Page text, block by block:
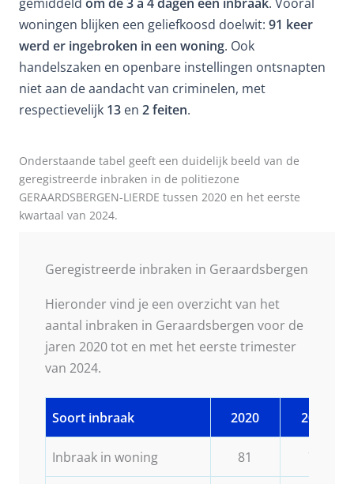
woningen blijken een geliefkoosd doelwit: 91 keer
werd er ingebroken in een woning. Ook
handelszaken en openbare instellingen ontsnapten
niet aan de aandacht van criminelen, met
respectievelijk 13 en 2 feiten.
Onderstaande tabel geeft een duidelijk beeld van de
geregistreerde inbraken in de politiezone
GERAARDSBERGEN-LIERDE tussen 2020 en het eerste
kwartaal van 2024.
Geregistreerde inbraken in Geraardsbergen
Hieronder vind je een overzicht van het
aantal inbraken in Geraardsbergen voor de
jaren 2020 tot en met het eerste trimester
van 2024.
Soort inbraak 2020 2021
Inbraak in woning 81 73